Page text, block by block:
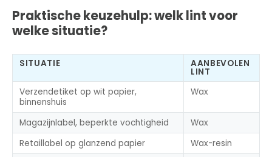
Praktische keuzehulp: welk lint voor
welke situatie?
SITUATIE AANBEVOLEN
LINT
Verzendetiket op wit papier,
binnenshuis
Wax
Magazijnlabel, beperkte vochtigheid
Wax
Retaillabel op glanzend papier
Wax-resin